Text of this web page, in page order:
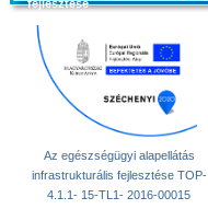
fejlesztése
Az egészségügyi alapellátás
infrastrukturális fejlesztése TOP-
4.1.1- 15-TL1- 2016-00015